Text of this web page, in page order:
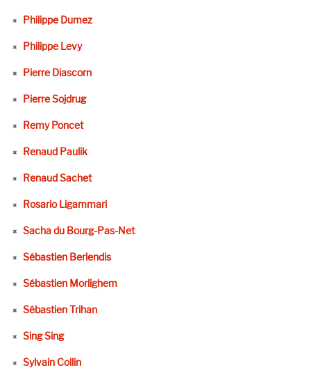
Philippe Dumez
Philippe Levy
Pierre Diascorn
Pierre Sojdrug
Remy Poncet
Renaud Paulik
Renaud Sachet
Rosario Ligammari
Sacha du Bourg-Pas-Net
Sébastien Berlendis
Sébastien Morlighem
Sébastien Trihan
Sing Sing
Sylvain Collin